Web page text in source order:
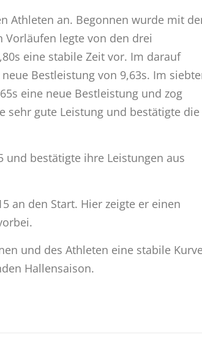
Athleten an. Begonnen wurde mit
Vorläufen legte von den drei
eine stabile Zeit vor. Im darauf
Bestleistung von 9,63s. Im
eine neue Bestleistung und zog
sehr gute Leistung und bestätigte die
und bestätigte ihre Leistungen aus
an den Start. Hier zeigte er einen
und des Athleten eine stabile
Hallensaison.